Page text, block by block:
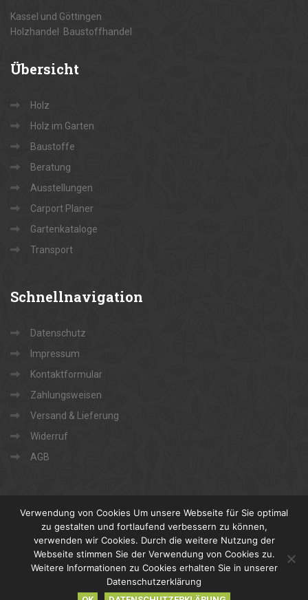
Kassel und Göttingen
Holzhandel Baustoffhandel
Übersicht
Holz
Holz im Garten
Baustoffe
Beratung
Ausstellungen
Carport Planer
Gartenkataloge
Transport
Schnellnavigation
Datenschutz
Impressum
Kontaktformular
Zahlungsweisen
Versand & Lieferung
Widerruf
AGB
Copyright 2022 Georg Weddig e.K. Holz und Baustoffe
Fan werden
Rufen Sie uns an05544 95080
Verwendung von Cookies Um unsere Webseite für Sie optimal
zu gestalten und fortlaufend verbessern zu können,
verwenden wir Cookies. Durch die weitere Nutzung der
Webseite stimmen Sie der Verwendung von Cookies zu.
Weitere Informationen zu Cookies erhalten Sie in unserer
Datenschutzerklärung